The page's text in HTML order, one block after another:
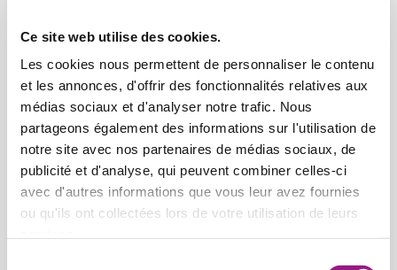
Ce site web utilise des cookies.
Les cookies nous permettent de personnaliser le contenu
et les annonces, d'offrir des fonctionnalités relatives aux
médias sociaux et d'analyser notre trafic. Nous
partageons également des informations sur l'utilisation de
notre site avec nos partenaires de médias sociaux, de
publicité et d'analyse, qui peuvent combiner celles-ci
avec d'autres informations que vous leur avez fournies
ou qu'ils ont collectées lors de votre utilisation de leurs
socialisation
Nos célébrations
Nos collaborations
Nos découvertes créatives